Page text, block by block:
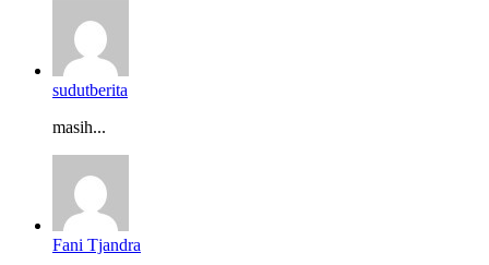
sudutberita
masih...
Fani Tjandra